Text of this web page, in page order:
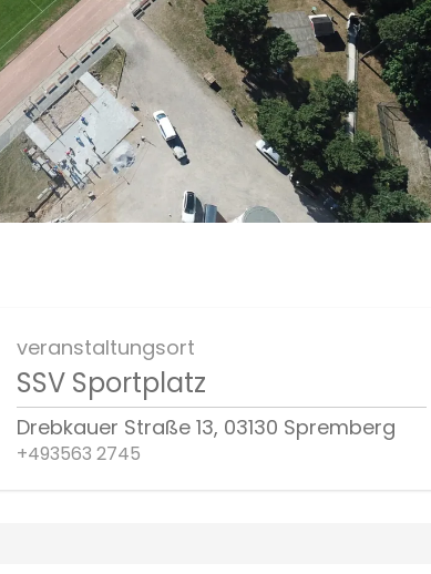
veranstaltungsort
SSV Sportplatz
Drebkauer Straße 13, 03130 Spremberg
+493563 2745